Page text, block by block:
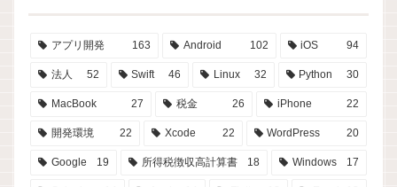
アプリ開発 163 Android 102 iOS 94
法人 52 Swift 46 Linux 32 Python 30
MacBook 27 税金 26 iPhone 22
開発環境 22 Xcode 22 WordPress 20
Google 19 所得税徴収高計算書 18 Windows 17